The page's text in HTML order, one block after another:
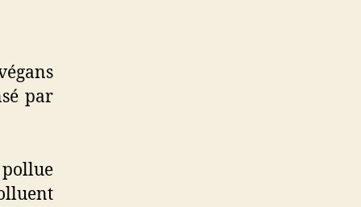
par
pollue